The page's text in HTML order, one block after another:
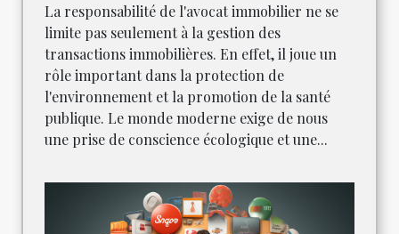
La responsabilité de l'avocat immobilier ne se
limite pas seulement à la gestion des
transactions immobilières. En effet, il joue un
rôle important dans la protection de
l'environnement et la promotion de la santé
publique. Le monde moderne exige de nous
une prise de conscience écologique et une...